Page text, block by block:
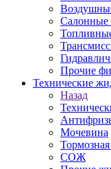
Салонные
Прочие
Технические
Назад
Мочевина
СОЖ